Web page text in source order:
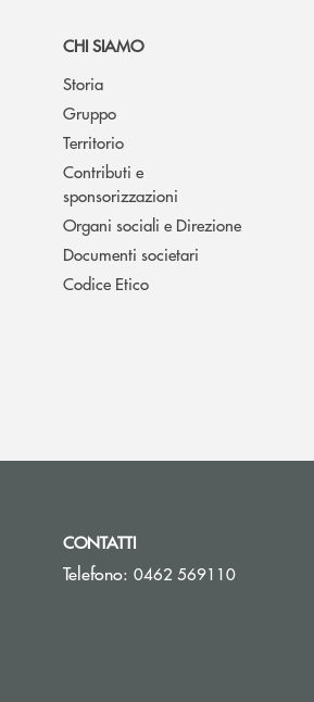
CHI SIAMO
Storia
Gruppo
Territorio
Contributi e
sponsorizzazioni
Organi sociali e Direzione
Documenti societari
Codice Etico
CONTATTI
Telefono: 0462 569110